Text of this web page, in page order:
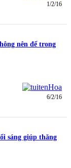
1/2/16
nên để trong
6/2/16
sáng giúp thăng